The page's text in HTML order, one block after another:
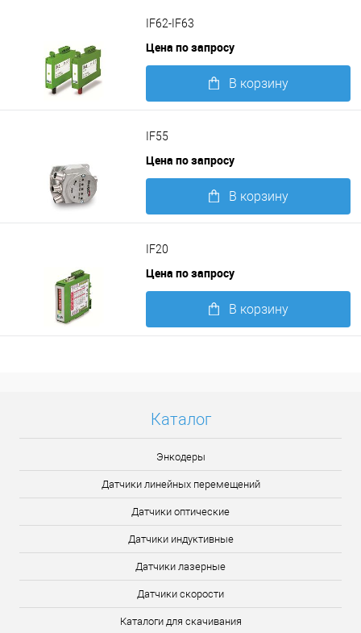
IF62-IF63
Цена по запросу
В корзину
IF55
Цена по запросу
В корзину
IF20
Цена по запросу
В корзину
Каталог
Энкодеры
Датчики линейных перемещений
Датчики оптические
Датчики индуктивные
Датчики лазерные
Датчики скорости
Каталоги для скачивания